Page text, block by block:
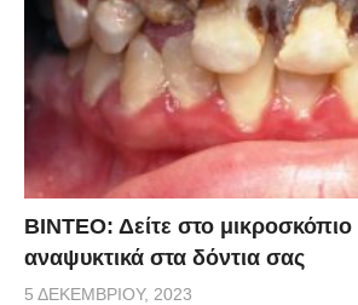
ΒΙΝΤΕΟ: Δείτε στο μικροσκόπιο
αναψυκτικά στα δόντια σας
5 ΔΕΚΕΜΒΡΊΟΥ, 2023